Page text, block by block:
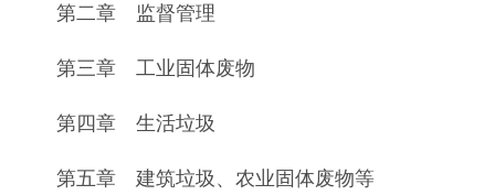
第二章 监督管理
第三章 工业固体废物
第四章 生活垃圾
第五章 建筑垃圾、农业固体废物等